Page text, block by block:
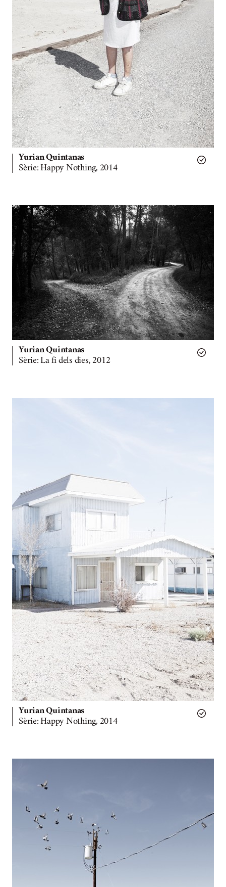
Yurian Quintanas
Sèrie: Happy Nothing, 2014
Yurian Quintanas
Sèrie: La fi dels dies, 2012
Yurian Quintanas
Sèrie: Happy Nothing, 2014